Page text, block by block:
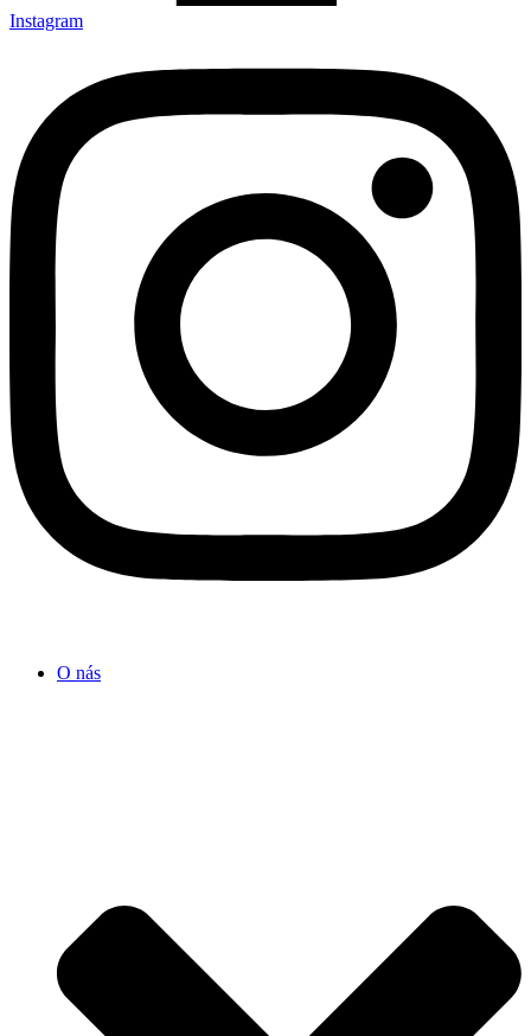
Instagram
O nás